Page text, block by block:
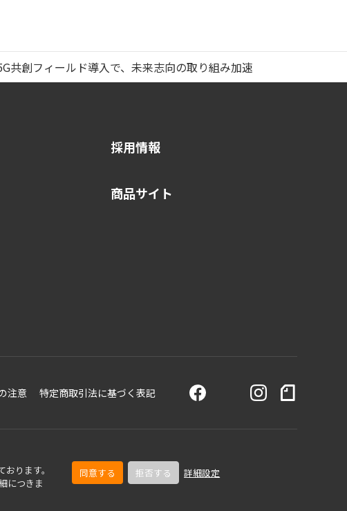
ります。
につきま
同意する 拒否する 詳細設定
共創フィールド導入で、未来志向の取り組み加速
採用情報
商品サイト
注意 特定商取引法に基づく表記